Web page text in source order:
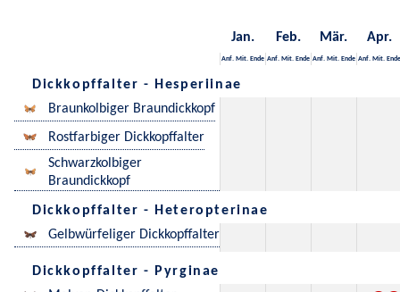
Jan. Feb. Mär. Apr.
Anf. Mit. Ende Anf. Mit. Ende Anf. Mit. Ende Anf. Mit. Ende
Dickkopffalter - Hesperiinae
Braunkolbiger Braundickkopf
Rostfarbiger Dickkopffalter
Schwarzkolbiger
Braundickkopf
Dickkopffalter - Heteropterinae
Gelbwürfeliger Dickkopffalter
Dickkopffalter - Pyrginae